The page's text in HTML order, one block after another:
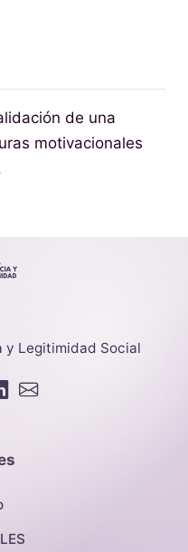
de una
motivacionales
y Legitimidad Social